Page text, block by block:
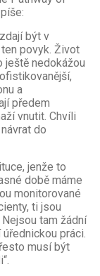
být v
ten povyk. Život
ještě nedokážou
a
předem
vnutit. Chvíli
do
jenže to
době máme
monitorované
ti jsou
tam žádní
práci.
musí být